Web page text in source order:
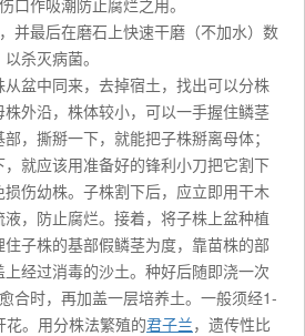
并最后在磨石上快速干磨（不加水）数
杀灭病菌。
从盆中同来，去掉宿土，找出可以分株
外沿，株体较小，可以一手握住鳞茎
，撕掰一下，就能把子株掰离母体；
就应该用准备好的锋利小刀把它割下
伤幼株。子株割下后，应立即用干木
，防止腐烂。接着，将子株上盆种植
子株的基部假鳞茎为度，靠苗株的部
经过消毒的沙土。种好后随即浇一次
合时，再加盖一层培养土。一般须经1-
。用分株法繁殖的君子兰，遗传性比